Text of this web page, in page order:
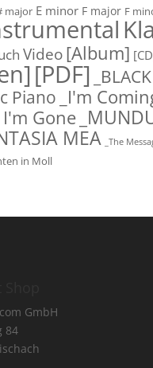
major E minor F major F
Video [Album]
[PDF]
Piano _I'm
Gone
MEA _The
in Moll
GmbH
84